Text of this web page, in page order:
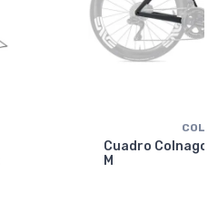
Cuadro Colnago
M